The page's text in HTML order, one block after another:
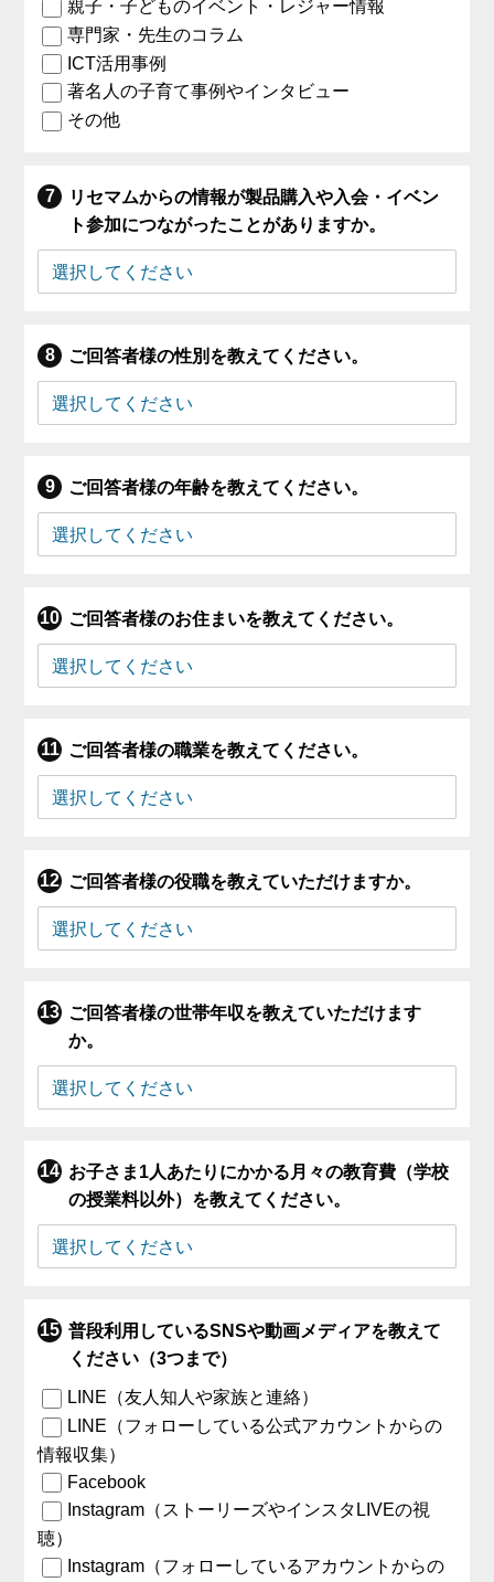
親子・子どものイベント・レジャー情報
専門家・先生のコラム
ICT活用事例
著名人の子育て事例やインタビュー
その他
リセマムからの情報が製品購入や入会・イベン
ト参加につながったことがありますか。
ご回答者様の性別を教えてください。
ご回答者様の年齢を教えてください。
ご回答者様のお住まいを教えてください。
ご回答者様の職業を教えてください。
ご回答者様の役職を教えていただけますか。
ご回答者様の世帯年収を教えていただけます
か。
お子さま1人あたりにかかる月々の教育費（学校
の授業料以外）を教えてください。
普段利用しているSNSや動画メディアを教えて
ください（3つまで）
LINE（友人知人や家族と連絡）
LINE（フォローしている公式アカウントからの
情報収集）
Facebook
Instagram（ストーリーズやインスタLIVEの視
聴）
Instagram（フォローしているアカウントからの